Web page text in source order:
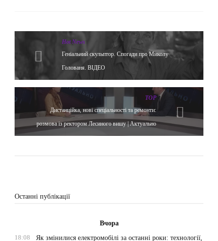
Hot News
Геніальний скульптор. Спогади про Миколу
Голованя. ВІДЕО
TOP
Дистанційка, нові спеціальності та ремонти:
розмова із ректором Лесиного вишу | Актуально
Останні публікації
Вчора
18:08
Як змінилися електромобілі за останні роки: технології,